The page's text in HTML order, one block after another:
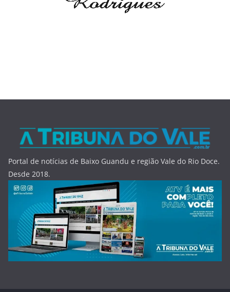
Portal de notícias de Baixo Guandu e região Vale do Rio Doce.
Desde 2018.